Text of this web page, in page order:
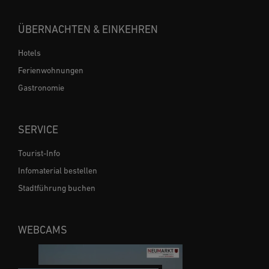
ÜBERNACHTEN & EINKEHREN
Hotels
Ferienwohnungen
Gastronomie
SERVICE
Tourist-Info
Infomaterial bestellen
Stadtführung buchen
WEBCAMS